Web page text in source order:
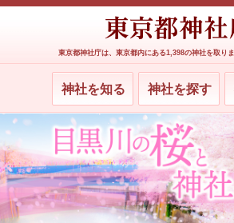
東京都神社庁は、東京都内にある1,398の神社を取り
神社を知る 神社を探す